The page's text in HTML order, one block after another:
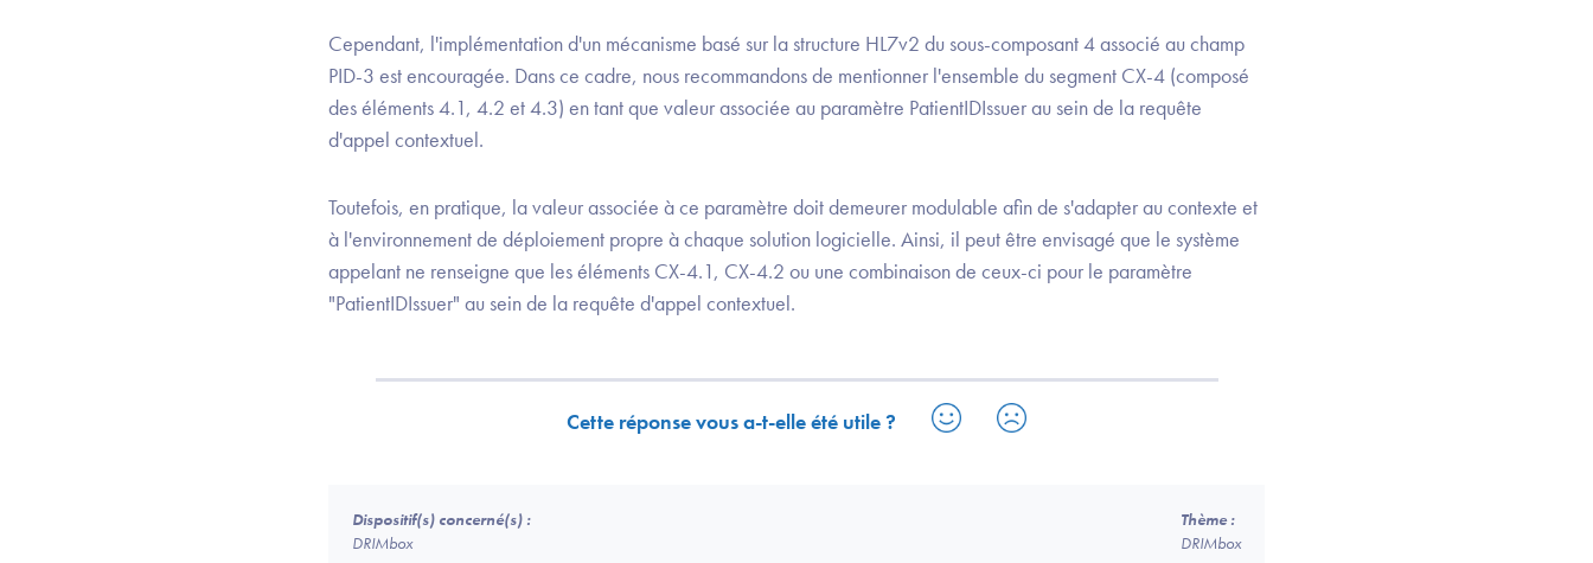
Cependant, l'implémentation d'un mécanisme basé sur la structure HL7v2 du sous-composant 4 associé au champ
PID-3 est encouragée. Dans ce cadre, nous recommandons de mentionner l'ensemble du segment CX-4 (composé
des éléments 4.1, 4.2 et 4.3) en tant que valeur associée au paramètre PatientIDIssuer au sein de la requête
d'appel contextuel.
Toutefois, en pratique, la valeur associée à ce paramètre doit demeurer modulable afin de s'adapter au contexte et
à l'environnement de déploiement propre à chaque solution logicielle. Ainsi, il peut être envisagé que le système
appelant ne renseigne que les éléments CX-4.1, CX-4.2 ou une combinaison de ceux-ci pour le paramètre
"PatientIDIssuer" au sein de la requête d'appel contextuel.
Cette réponse vous a-t-elle été utile ?
Dispositif(s) concerné(s) :
DRIMbox
Thème :
DRIMbox